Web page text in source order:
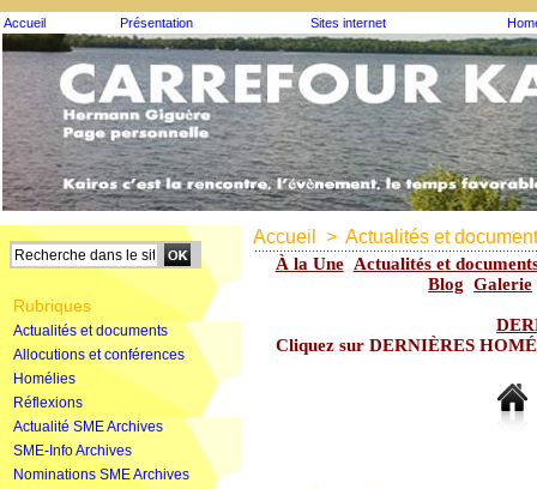
Accueil Présentation Sites internet
Rubriques
Actualités et documents
Allocutions et conférences
Homélies
Réflexions
Actualité SME Archives
SME-Info Archives
Nominations SME Archives
Accueil > Actualités et
À la Une Actualités et
Blog Galerie
Cliquez sur DERNIÈRES